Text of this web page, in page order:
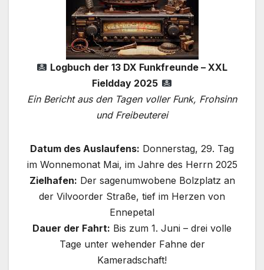
Logbuch der 13 DX Funkfreunde – XXL
Fieldday 2025
Ein Bericht aus den Tagen voller Funk, Frohsinn
und Freibeuterei
Datum des Auslaufens: Donnerstag, 29. Tag
im Wonnemonat Mai, im Jahre des Herrn 2025
Zielhafen: Der sagenumwobene Bolzplatz an
der Vilvoorder Straße, tief im Herzen von
Ennepetal
Dauer der Fahrt: Bis zum 1. Juni – drei volle
Tage unter wehender Fahne der
Kameradschaft!